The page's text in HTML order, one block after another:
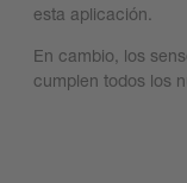
esta aplicación.
En cambio, los
cumplen todos los